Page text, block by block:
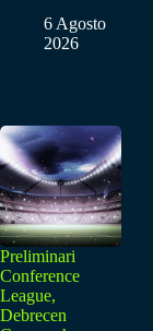
6 Agosto
2026
Preliminari
Conference
League,
Debrecen